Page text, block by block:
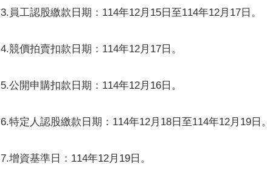
3.員工認股繳款日期：114年12月15日至114年12月17日。
4.競價拍賣扣款日期：114年12月17日。
5.公開申購扣款日期：114年12月16日。
6.特定人認股繳款日期：114年12月18日至114年12月19日。
7.增資基準日：114年12月19日。